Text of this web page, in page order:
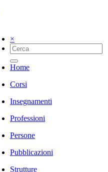
×
Home
Corsi
Insegnamenti
Professioni
Persone
Pubblicazioni
Strutture